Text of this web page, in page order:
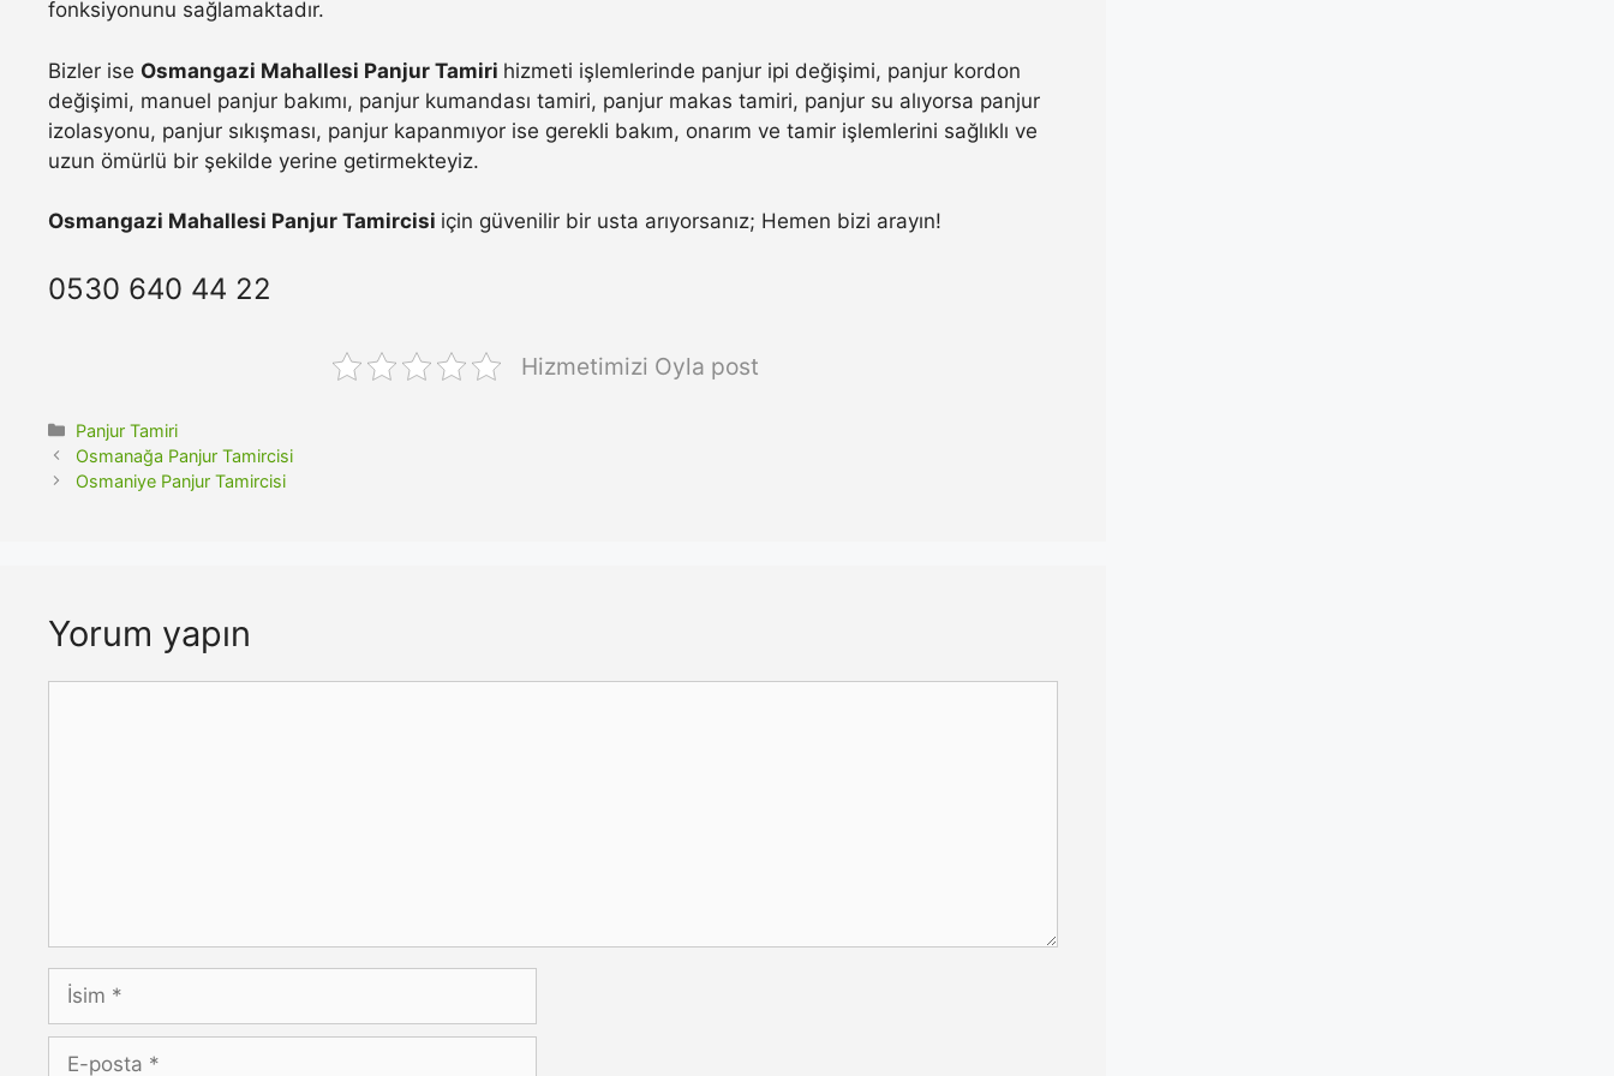
fonksiyonunu sağlamaktadır.
Bizler ise Osmangazi Mahallesi Panjur Tamiri hizmeti işlemlerinde panjur ipi değişimi, panjur kordon
değişimi, manuel panjur bakımı, panjur kumandası tamiri, panjur makas tamiri, panjur su alıyorsa panjur
izolasyonu, panjur sıkışması, panjur kapanmıyor ise gerekli bakım, onarım ve tamir işlemlerini sağlıklı ve
uzun ömürlü bir şekilde yerine getirmekteyiz.
Osmangazi Mahallesi Panjur Tamircisi için güvenilir bir usta arıyorsanız; Hemen bizi arayın!
0530 640 44 22
Hizmetimizi Oyla post
Kategoriler
Panjur Tamiri
Osmanağa Panjur Tamircisi
Osmaniye Panjur Tamircisi
Yorum yapın
İsim